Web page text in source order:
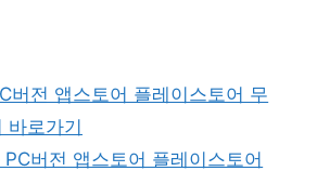
버전 앱스토어 플레이스토어 무
바로가기
버전 앱스토어 플레이스토어